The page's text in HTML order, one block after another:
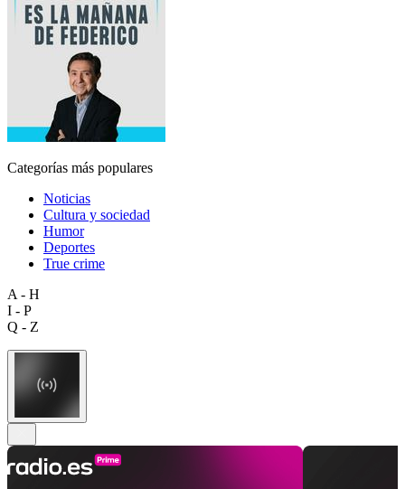
Categorías más populares
Noticias
Cultura y sociedad
Humor
Deportes
True crime
A - H
I - P
Q - Z